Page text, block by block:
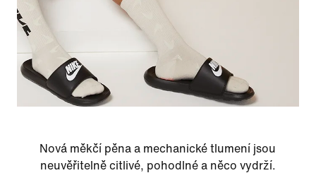
Nová měkčí pěna a mechanické tlumení jsou
neuvěřitelně citlivé, pohodlné a něco vydrží.